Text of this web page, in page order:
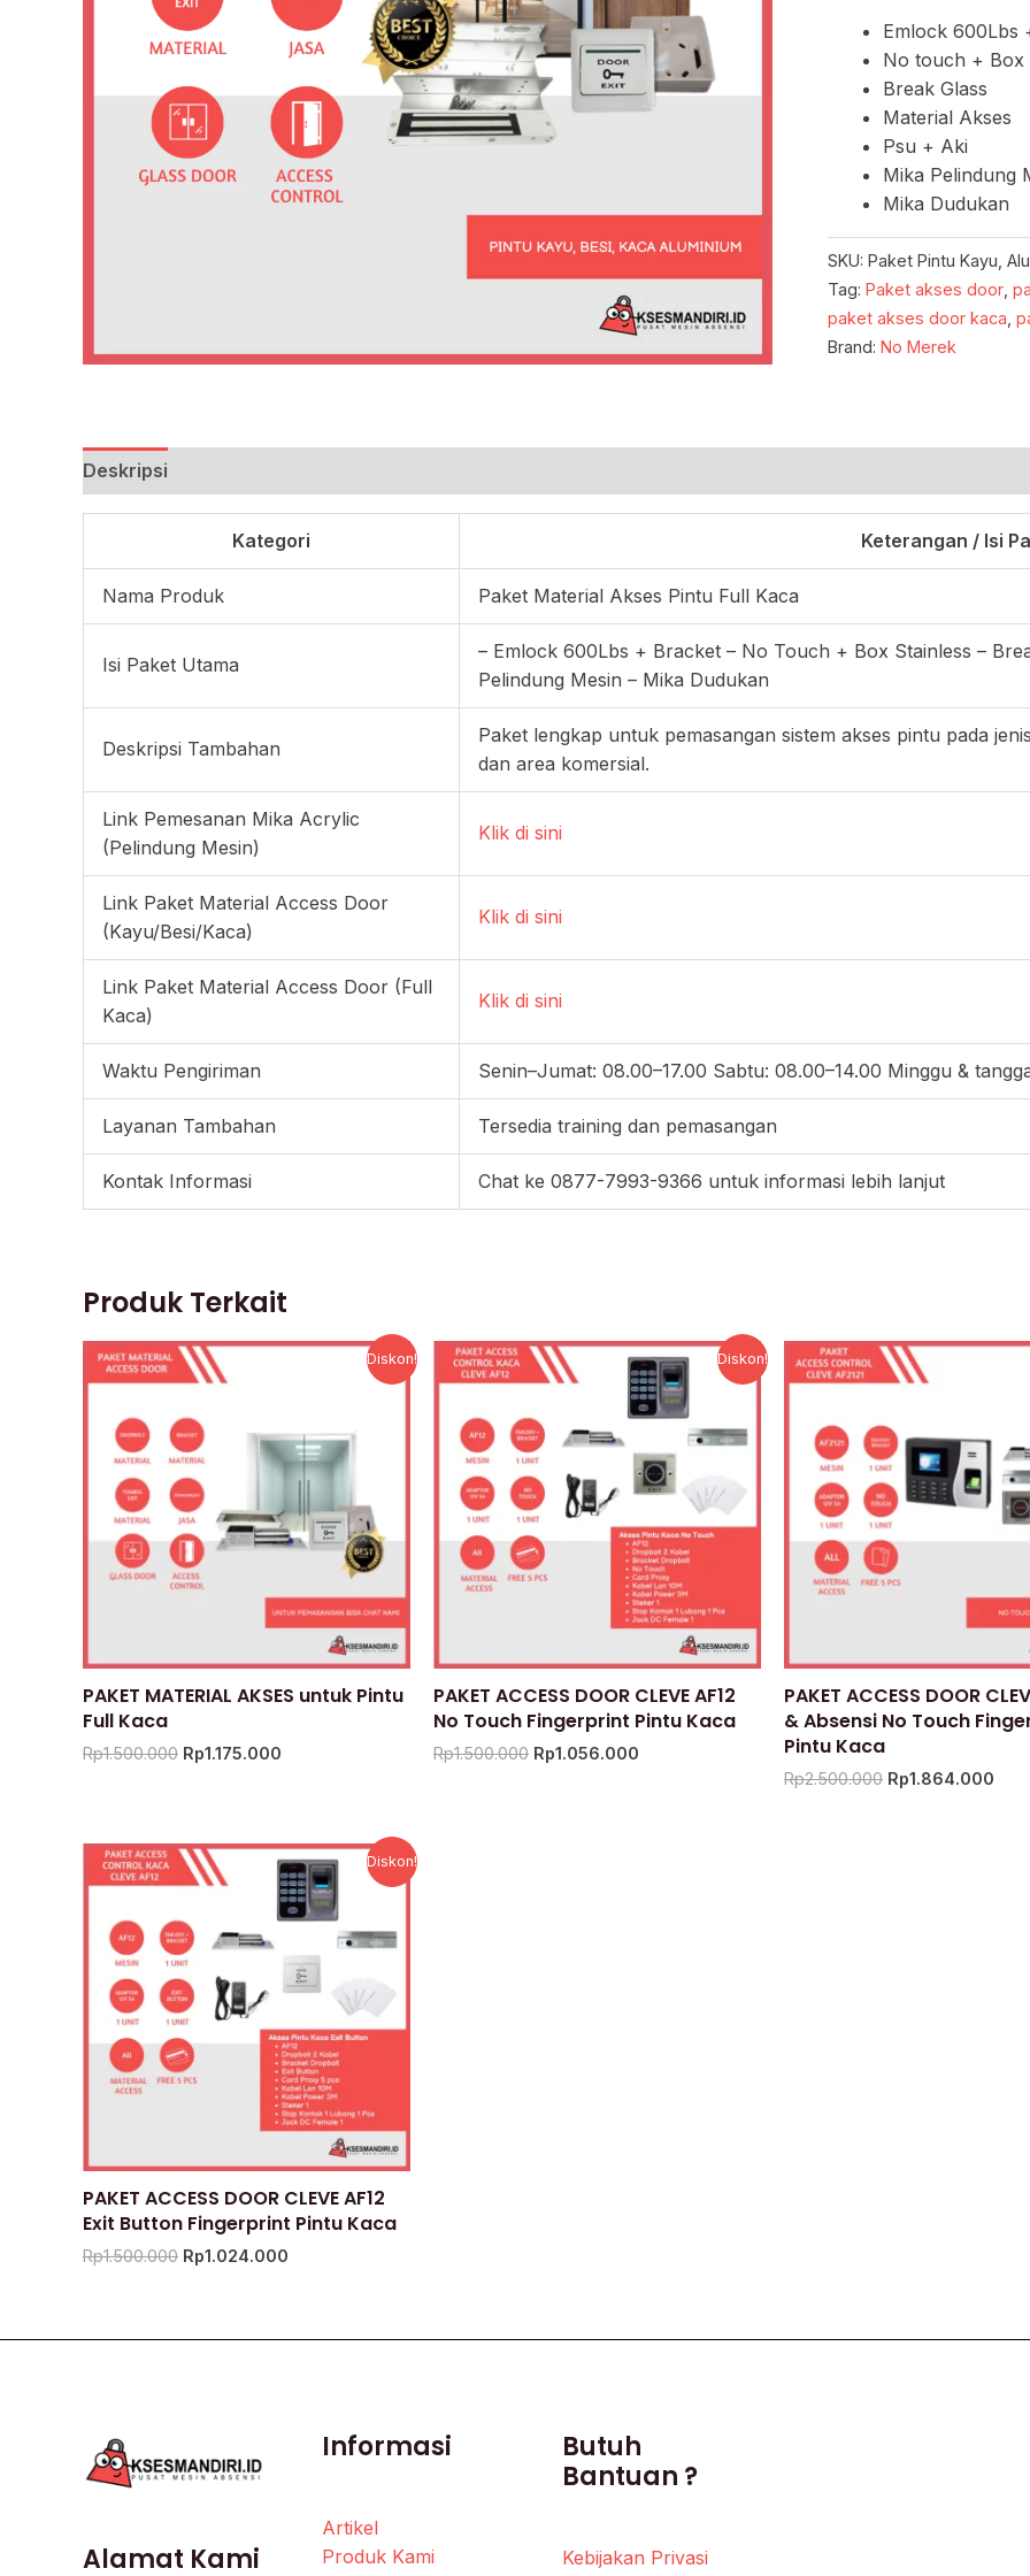
Emlock 600Lbs
No touch + Box
Break Glass
Material Akses
Psu + Aki
Mika Pelindung
Mika Dudukan
SKU: Paket Pintu Kayu,
Tag: Paket akses door
paket akses door kaca
Brand: No Merek
Deskripsi
Kategori Keterangan / Isi
Nama Produk Paket Material Akses Pintu Full Kaca
Isi Paket Utama
– Emlock 600Lbs + Bracket – No Touch + Box Stainless –
Pelindung Mesin – Mika Dudukan
Deskripsi Tambahan
Paket lengkap untuk pemasangan sistem akses pintu pada
dan area komersial.
Link Pemesanan Mika Acrylic
(Pelindung Mesin)
Klik di sini
Link Paket Material Access Door
(Kayu/Besi/Kaca)
Klik di sini
Link Paket Material Access Door (Full
Kaca)
Klik di sini
Waktu Pengiriman Senin–Jumat: 08.00–17.00 Sabtu: 08.00–14.00 Minggu &
Layanan Tambahan Tersedia training dan pemasangan
Kontak Informasi Chat ke 0877-7993-9366 untuk informasi lebih lanjut
Produk Terkait
Diskon!
PAKET MATERIAL AKSES untuk Pintu
Full Kaca
Rp1.500.000
Harga
aslinya
adalah:
Rp1.175.000
Harga
Rp1.175.000.
Diskon!
PAKET ACCESS DOOR CLEVE AF12
No Touch Fingerprint Pintu Kaca
Rp1.500.000
Harga
aslinya
adalah:
Rp1.500.000.
Rp1.056.000
Harga
saat
ini
adalah:
Rp1.056.000.
PAKET ACCESS DOOR
& Absensi No Touch
Pintu Kaca
Rp2.500.000
Harga
aslinya
adalah:
Rp1.864.000
Diskon!
PAKET ACCESS DOOR CLEVE AF12
Exit Button Fingerprint Pintu Kaca
Rp1.500.000
Harga
aslinya
adalah:
Rp1.500.000.
Rp1.024.000
Harga
saat
ini
adalah:
Rp1.024.000.
Alamat Kami
Informasi
Artikel
Produk Kami
Butuh
Bantuan ?
Kebijakan Privasi